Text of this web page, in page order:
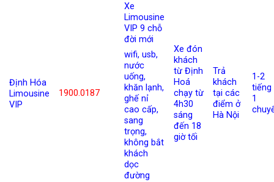
Định Hóa
Limousine
VIP
1900.0187
Xe
Limousine
VIP 9 chỗ
đời mới
wifi, usb,
nước
uống,
khăn lạnh,
ghế nỉ
cao cấp,
sang
trọng,
không bắt
khách
dọc
đường
Xe đón
khách
từ Định
Hoá
chạy từ
4h30
sáng
đến 18
giờ tối
Trả
khách
tại các
điểm ở
Hà Nội
1-2
tiếng
1